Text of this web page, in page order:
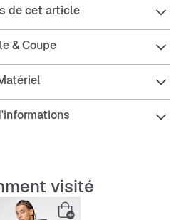
de cet article
& Coupe
visité